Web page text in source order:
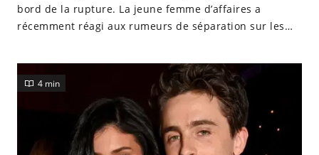
bord de la rupture. La jeune femme d’affaires a
récemment réagi aux rumeurs de séparation sur les
4 min